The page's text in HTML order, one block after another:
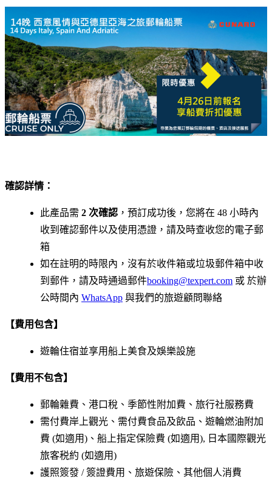
確認詳情：
此產品需 2 次確認 ，預訂成功後，您將在 48 小時內
收到確認郵件以及使用憑證，請及時查收您的電子郵
箱
如在註明的時限內，沒有於收件箱或垃圾郵件箱中收
到郵件，請及時通過郵件booking@texpert.com 或 於辦
公時間內 WhatsApp 與我們的旅遊顧問聯絡
【費用包含】
遊輪住宿並享用船上美食及娛樂設施
【費用不包含】
郵輪雜費、港口稅、季節性附加費、旅行社服務費
需付費岸上觀光、需付費食品及飲品、遊輪燃油附加
費 (如適用)、船上指定保險費 (如適用), 日本國際觀光
旅客税約 (如適用)
護照簽發 / 簽證費用、旅遊保險、其他個人消費